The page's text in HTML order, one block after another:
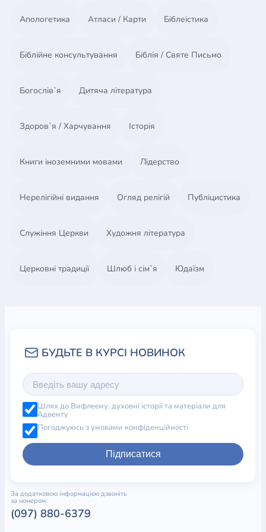
Апологетика Атласи / Карти Біблеістика
Біблійне консультування Біблія / Святе Письмо
Богослів`я Дитяча література
Здоров`я / Харчування Історія
Книги іноземними мовами Лідерство
Нерелігійні видання Огляд релігій Публіцистика
Служіння Церкви Художня література
Церковні традиції Шлюб і сім`я Юдаїзм
Шлях до Вифлеєму: духовні історії та матеріали для
Адвенту
Погоджуюсь з умовами конфіденційності
Підписатися
За додатковою інформацією дзвоніть
за номером:
(097) 880-6379